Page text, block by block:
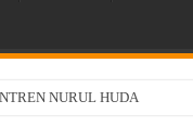
Pasifik